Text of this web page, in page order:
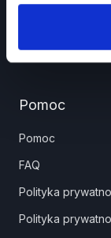
Pomoc
Pomoc
FAQ
Polityka
Polityka